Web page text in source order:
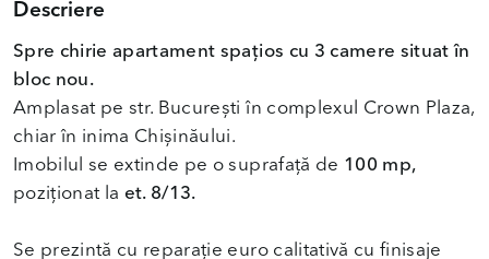
Descriere
Spre chirie apartament spațios cu 3 camere situat în
bloc nou.
Amplasat pe str. București în complexul Crown Plaza,
chiar în inima Chișinăului.
Imobilul se extinde pe o suprafață de 100 mp,
poziționat la et. 8/13.
Se prezintă cu reparație euro calitativă cu finisaje